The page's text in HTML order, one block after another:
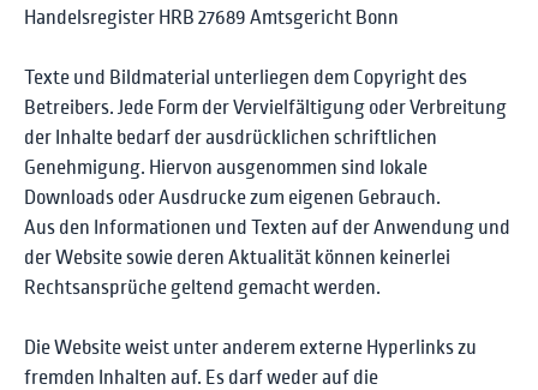
Handelsregister HRB 27689 Amtsgericht Bonn
Texte und Bildmaterial unterliegen dem Copyright des
Betreibers. Jede Form der Vervielfältigung oder Verbreitung
der Inhalte bedarf der ausdrücklichen schriftlichen
Genehmigung. Hiervon ausgenommen sind lokale
Downloads oder Ausdrucke zum eigenen Gebrauch.
Aus den Informationen und Texten auf der Anwendung und
der Website sowie deren Aktualität können keinerlei
Rechtsansprüche geltend gemacht werden.
Die Website weist unter anderem externe Hyperlinks zu
fremden Inhalten auf. Es darf weder auf die